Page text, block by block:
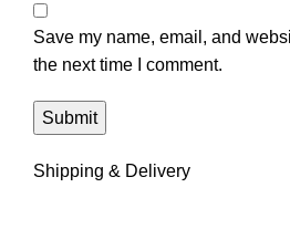
Save my name, email, and
the next time I comment.
Shipping & Delivery